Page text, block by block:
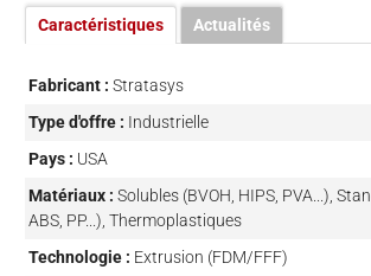
Caractéristiques Actualités
Fabricant : Stratasys
Type d'offre : Industrielle
Pays : USA
Matériaux : Solubles (BVOH, HIPS, PVA...),
ABS, PP...), Thermoplastiques
Technologie : Extrusion (FDM/FFF)